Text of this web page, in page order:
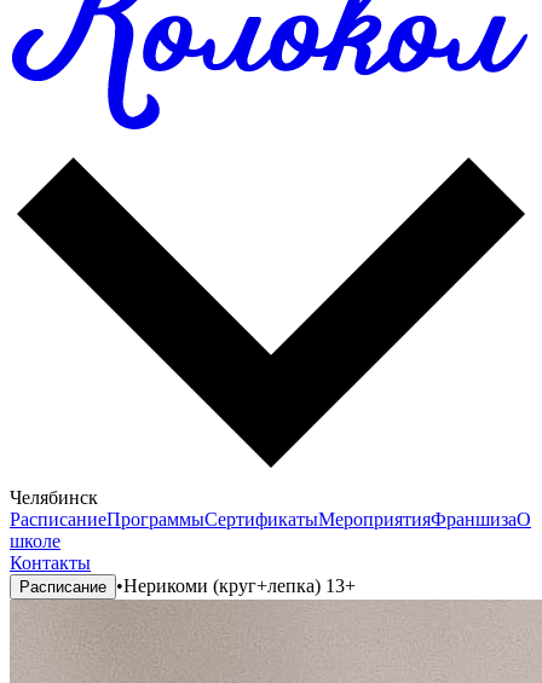
Челябинск
РасписаниеПрограммыСертификатыМероприятияФраншизаО
школе
Контакты
Расписание •Нерикоми (круг+лепка) 13+